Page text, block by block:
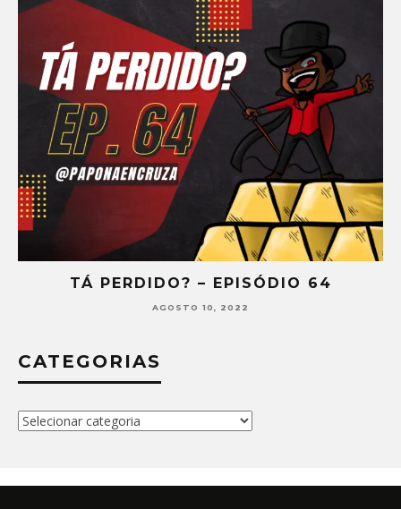
TÁ PERDIDO? – EPISÓDIO 64
AGOSTO 10, 2022
CATEGORIAS
Categorias